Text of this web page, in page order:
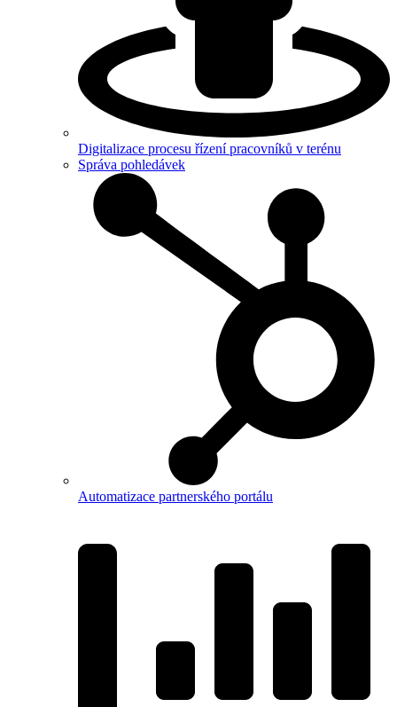
Digitalizace procesu řízení pracovníků v terénu
Správa pohledávek
Automatizace partnerského portálu